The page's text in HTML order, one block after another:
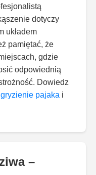
dotyczy
układem
pamiętać, że
gdzie
odpowiednią
Dowiedz
pajaka i
–